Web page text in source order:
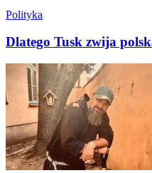
Polityka
Dlatego Tusk zwija